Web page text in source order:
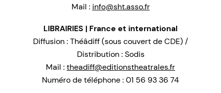
Mail : info@sht.asso.fr
LIBRAIRIES | France et international
Diffusion : Théâdiff (sous couvert de CDE) /
Distribution : Sodis
Mail :theadiff@editionstheatrales.fr
Numéro de téléphone : 01 56 93 36 74